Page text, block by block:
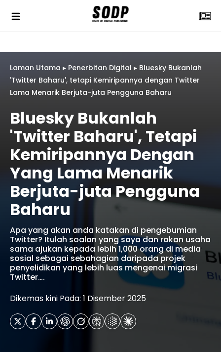
Laman Utama ▸ Penerbitan Digital ▸ Bluesky Bukanlah
'Twitter Baharu', tetapi Kemiripannya dengan Twitter
Lama Menarik Berjuta-juta Pengguna Baharu
Bluesky Bukanlah
'Twitter Baharu', Tetapi
Kemiripannya Dengan
Yang Lama Menarik
Berjuta-juta Pengguna
Baharu
Apa yang akan anda katakan di pengebumian
Twitter? Itulah soalan yang saya dan rakan usaha
sama ajukan kepada lebih 1,000 orang di media
sosial sebagai sebahagian daripada projek
penyelidikan yang lebih luas mengenai migrasi
Twitter….
Dikemas kini Pada: 1 Disember 2025